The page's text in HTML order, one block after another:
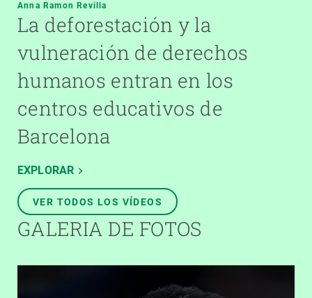
Anna Ramon Revilla
La deforestación y la
vulneración de derechos
humanos entran en los
centros educativos de
Barcelona
EXPLORAR
VER TODOS LOS VÍDEOS
GALERIA DE FOTOS